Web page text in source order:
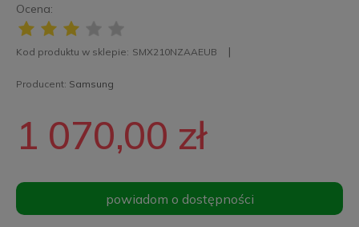
Ocena:
Kod produktu w sklepie: SMX210NZAAEUB
Producent: Samsung
1 070,00 zł
powiadom o dostępności